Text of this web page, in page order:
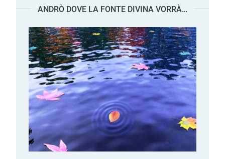
ANDRÒ DOVE LA FONTE DIVINA VORRÀ…